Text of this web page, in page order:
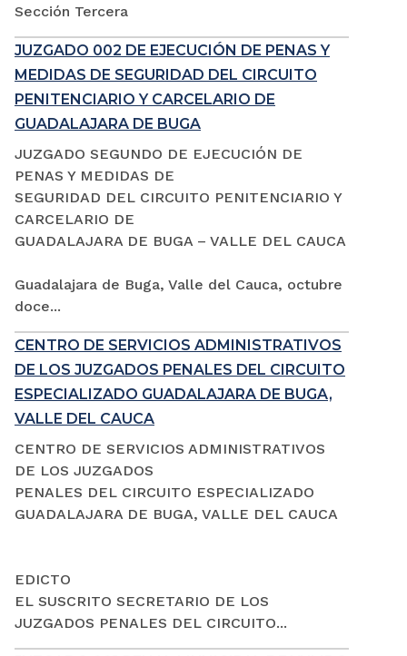
Sección Tercera
JUZGADO 002 DE EJECUCIÓN DE PENAS Y
MEDIDAS DE SEGURIDAD DEL CIRCUITO
PENITENCIARIO Y CARCELARIO DE
GUADALAJARA DE BUGA
JUZGADO SEGUNDO DE EJECUCIÓN DE
PENAS Y MEDIDAS DE
SEGURIDAD DEL CIRCUITO PENITENCIARIO Y
CARCELARIO DE
GUADALAJARA DE BUGA – VALLE DEL CAUCA
Guadalajara de Buga, Valle del Cauca, octubre
doce...
CENTRO DE SERVICIOS ADMINISTRATIVOS
DE LOS JUZGADOS PENALES DEL CIRCUITO
ESPECIALIZADO GUADALAJARA DE BUGA,
VALLE DEL CAUCA
CENTRO DE SERVICIOS ADMINISTRATIVOS
DE LOS JUZGADOS
PENALES DEL CIRCUITO ESPECIALIZADO
GUADALAJARA DE BUGA, VALLE DEL CAUCA
EDICTO
EL SUSCRITO SECRETARIO DE LOS
JUZGADOS PENALES DEL CIRCUITO...